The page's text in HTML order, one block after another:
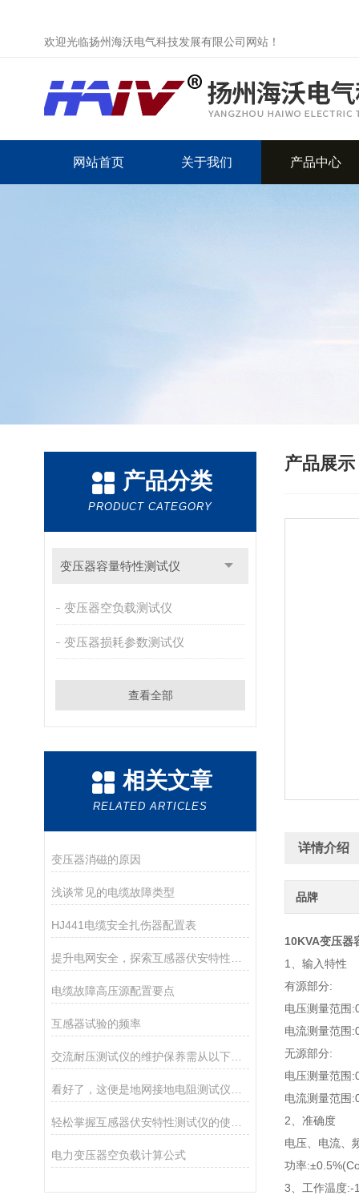
欢迎光临扬州海沃电气科技发展有限公司网站！
网站首页 关于我们 产品中心
产品分类
PRODUCT CATEGORY
变压器容量特性测试仪
变压器空负载测试仪
变压器损耗参数测试仪
查看全部
相关文章
RELATED ARTICLES
变压器消磁的原因
浅谈常见的电缆故障类型
HJ441电缆安全扎伤器配置表
电缆故障高压源配置要点
互感器试验的频率
交流耐压测试仪的维护保养需从以下方面入手
电力变压器空负载计算公式
产品展示
详情介绍
品牌
10KVA变压器
1、输入特性
有源部分:
电压测量范围
电流测量范围
无源部分:
电压测量范围
电流测量范围
2、准确度
电压、电流、
功率
3、工作温度